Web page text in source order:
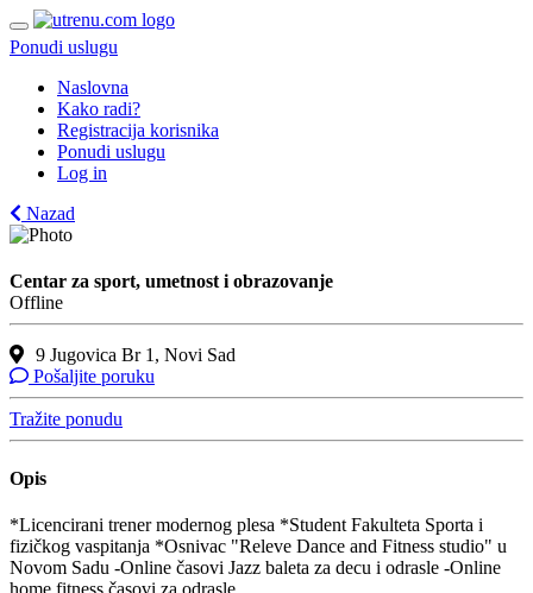
Ponudi uslugu
Naslovna
Kako radi?
Registracija korisnika
Ponudi uslugu
Log in
Nazad
Centar za sport, umetnost i obrazovanje
Offline
9 Jugovica Br 1, Novi Sad
Pošaljite poruku
Tražite ponudu
Opis
*Licencirani trener modernog plesa *Student Fakulteta Sporta i
fizičkog vaspitanja *Osnivac "Releve Dance and Fitness studio" u
Novom Sadu -Online časovi Jazz baleta za decu i odrasle -Online
home fitness časovi za odrasle